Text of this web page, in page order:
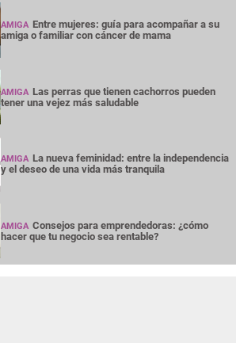
AMIGA Entre mujeres: guía para acompañar a su
amiga o familiar con cáncer de mama
AMIGA Las perras que tienen cachorros pueden
tener una vejez más saludable
AMIGA La nueva feminidad: entre la independencia
y el deseo de una vida más tranquila
AMIGA Consejos para emprendedoras: ¿cómo
hacer que tu negocio sea rentable?